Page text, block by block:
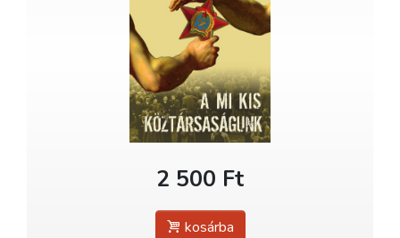
2 500 Ft
kosárba